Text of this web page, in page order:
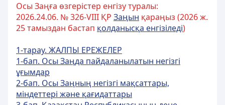
Осы Заңға өзгерістер енгізу туралы:
2026.24.06. № 326-VIII ҚР Заңын қараңыз (2026 ж.
25 тамыздан бастап қолданысқа енгізіледі)
1-тарау. ЖАЛПЫ ЕРЕЖЕЛЕР
1-бап. Осы Заңда пайдаланылатын негiзгi
ұғымдар
2-бап. Осы Заңның негізгі мақсаттары,
міндеттері жəне қағидаттары